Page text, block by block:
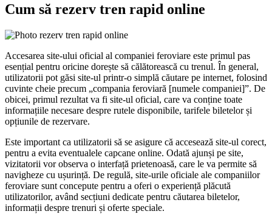
Cum să rezerv tren rapid online
Accesarea site-ului oficial al companiei feroviare este primul pas
esențial pentru oricine dorește să călătorească cu trenul. În general,
utilizatorii pot găsi site-ul printr-o simplă căutare pe internet, folosind
cuvinte cheie precum „compania feroviară [numele companiei]”. De
obicei, primul rezultat va fi site-ul oficial, care va conține toate
informațiile necesare despre rutele disponibile, tarifele biletelor și
opțiunile de rezervare.
Este important ca utilizatorii să se asigure că accesează site-ul corect,
pentru a evita eventualele capcane online. Odată ajunși pe site,
vizitatorii vor observa o interfață prietenoasă, care le va permite să
navigheze cu ușurință. De regulă, site-urile oficiale ale companiilor
feroviare sunt concepute pentru a oferi o experiență plăcută
utilizatorilor, având secțiuni dedicate pentru căutarea biletelor,
informații despre trenuri și oferte speciale.